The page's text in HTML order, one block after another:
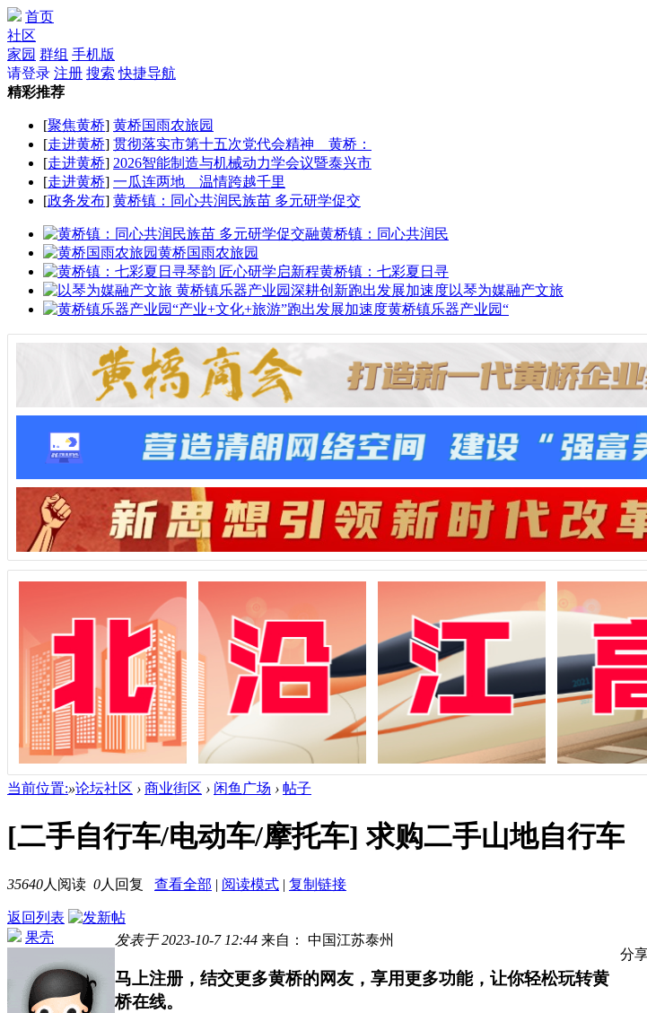
首页
社区
家园 群组 手机版
请登录 注册 搜索 快捷导航
精彩推荐
[聚焦黄桥] 黄桥国雨农旅园
[走进黄桥] 贯彻落实市第十五次党代会精神 黄桥：
[走进黄桥] 2026智能制造与机械动力学会议暨泰兴市
[走进黄桥] 一瓜连两地 温情跨越千里
[政务发布] 黄桥镇：同心共润民族苗 多元研学促交
黄桥镇：同心共润民
黄桥国雨农旅园
黄桥镇：七彩夏日寻
以琴为媒融产文旅
黄桥镇乐器产业园“
当前位置:»论坛社区 › 商业街区 › 闲鱼广场 › 帖子
[二手自行车/电动车/摩托车]求购二手山地自行车
35640人阅读 0人回复 查看全部 阅读模式 复制链接
返回列表
果壳
发表于 2023-10-7 12:44 来自： 中国江苏泰州
分
马上注册，结交更多黄桥的网友，享用更多功能，让你轻松玩转黄
桥在线。